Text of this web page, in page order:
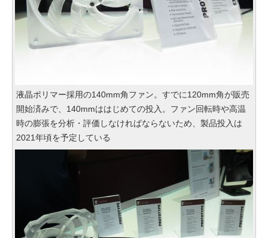
液晶ポリマー採用の140mm角ファン。すでに120mm角が販売
開始済みで、140mmははじめての投入。ファン回転時や高温
時の膨張を分析・評価しなければならないため、製品投入は
2021年頃を予定している